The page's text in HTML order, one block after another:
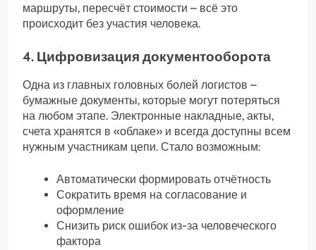
маршруты, пересчёт стоимости – всё это
происходит без участия человека.
4. Цифровизация документооборота
Одна из главных головных болей логистов –
бумажные документы, которые могут потеряться
на любом этапе. Электронные накладные, акты,
счета хранятся в «облаке» и всегда доступны всем
нужным участникам цепи. Стало возможным:
Автоматически формировать отчётность
Сократить время на согласование и
оформление
Снизить риск ошибок из-за человеческого
фактора